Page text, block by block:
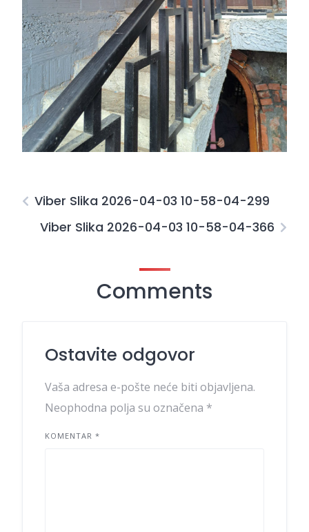
Viber Slika 2026-04-03 10-58-04-299
Viber Slika 2026-04-03 10-58-04-366
Comments
Ostavite odgovor
Vaša adresa e-pošte neće biti objavljena.
Neophodna polja su označena *
KOMENTAR *